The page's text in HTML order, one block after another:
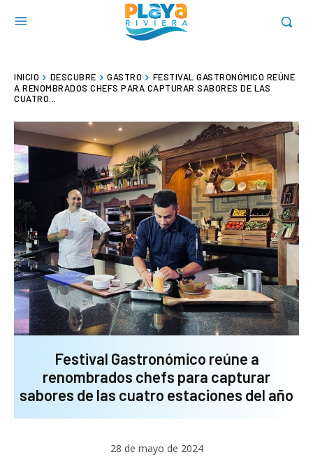
INICIO DESCUBRE GASTRO
FESTIVAL GASTRONÓMICO REÚNE
A RENOMBRADOS CHEFS PARA CAPTURAR SABORES DE LAS
CUATRO...
Festival Gastronómico reúne a
renombrados chefs para capturar
sabores de las cuatro estaciones del año
28 de mayo de 2024